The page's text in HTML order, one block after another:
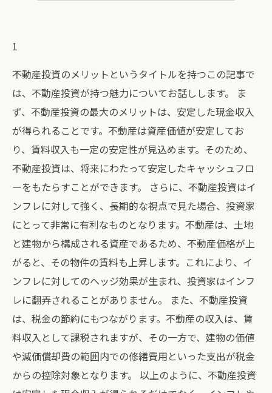
1
不動産投資のメリットというタイトルを持つこの記事で
は、不動産投資が持つ魅力についてお話しします。 ま
ず、不動産投資の最大のメリットは、安定した現金収入
が得られることです。不動産は資産価値が安定してお
り、賃料収入も一定の安定性が見込めます。そのため、
不動産投資は、将来にわたって安定したキャッシュフロ
ーをもたらすことができます。 さらに、不動産投資はイ
ンフレに対して強く、長期的な視点で見た場合、投資家
にとって非常に有利なものとなります。不動産は、土地
と建物から構成される資産であるため、不動産価格が上
がると、その物件の賃料も上昇します。これにより、イ
ンフレに対してのヘッジ効果が生まれ、投資家はインフ
レに翻弄されることがありません。 また、不動産投資
は、税金の節約にもつながります。不動産の収入は、賃
料収入として課税されますが、その一方で、建物の価値
や減価償却費の範囲内での修繕費用といった支出が税金
からの控除対象となります。 以上のように、不動産投資